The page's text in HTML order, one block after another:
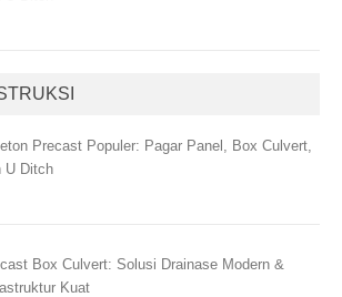
Precast Populer: Pagar Panel, Box Culvert,
U Ditch
Box Culvert: Solusi Drainase Modern &
Kuat